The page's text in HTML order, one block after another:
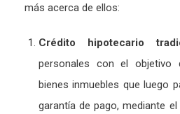
más acerca de ellos:
Crédito hipotecario
personales con el objetivo
bienes inmuebles que luego
garantía de pago, mediante